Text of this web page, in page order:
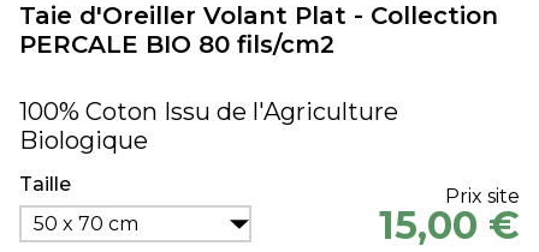
Taie d'Oreiller Volant Plat - Collection
PERCALE BIO 80 fils/cm2
100% Coton Issu de l'Agriculture
Biologique
Taille
50 x 70 cm
Prix site
15,00 €